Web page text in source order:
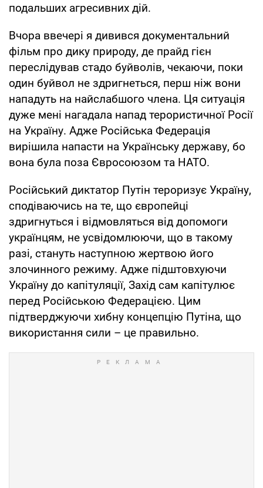
подальших агресивних дій.
Вчора ввечері я дивився документальний
фільм про дику природу, де прайд гієн
переслідував стадо буйволів, чекаючи, поки
один буйвол не здригнеться, перш ніж вони
нападуть на найслабшого члена. Ця ситуація
дуже мені нагадала напад терористичної Росії
на Україну. Адже Російська Федерація
вирішила напасти на Українську державу, бо
вона була поза Євросоюзом та НАТО.
Російський диктатор Путін тероризує Україну,
сподіваючись на те, що європейці
здригнуться і відмовляться від допомоги
українцям, не усвідомлюючи, що в такому
разі, стануть наступною жертвою його
злочинного режиму. Адже підштовхуючи
Україну до капітуляції, Захід сам капітулює
перед Російською Федерацією. Цим
підтверджуючи хибну концепцію Путіна, що
використання сили – це правильно.